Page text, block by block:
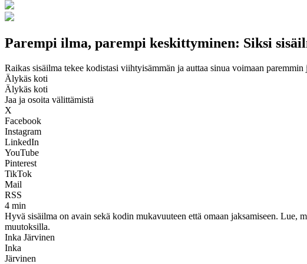
Parempi ilma, parempi keskittyminen: Siksi
Raikas sisäilma tekee kodistasi viihtyisämmän ja auttaa sinua voimaan paremmin
Älykäs koti
Älykäs koti
Jaa ja osoita välittämistä
X
Facebook
Instagram
LinkedIn
YouTube
Pinterest
TikTok
Mail
RSS
4 min
Hyvä sisäilma on avain sekä kodin mukavuuteen että omaan jaksamiseen. Lue,
muutoksilla.
Inka Järvinen
Inka
Järvinen